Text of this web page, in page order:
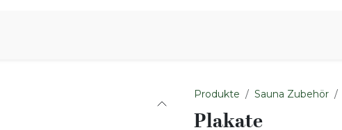
Produkte Sauna Zubehör
Plakate